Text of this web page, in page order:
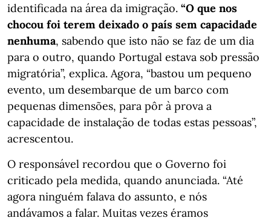
identificada na área da imigração. “O que nos
chocou foi terem deixado o país sem capacidade
nenhuma, sabendo que isto não se faz de um dia
para o outro, quando Portugal estava sob pressão
migratória”, explica. Agora, “bastou um pequeno
evento, um desembarque de um barco com
pequenas dimensões, para pôr à prova a
capacidade de instalação de todas estas pessoas”,
acrescentou.
O responsável recordou que o Governo foi
criticado pela medida, quando anunciada. “Até
agora ninguém falava do assunto, e nós
andávamos a falar. Muitas vezes éramos